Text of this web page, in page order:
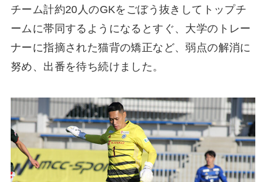
チーム計約20人のGKをごぼう抜きしてトップチ
ームに帯同するようになるとすぐ、大学のトレー
ナーに指摘された猫背の矯正など、弱点の解消に
努め、出番を待ち続けました。